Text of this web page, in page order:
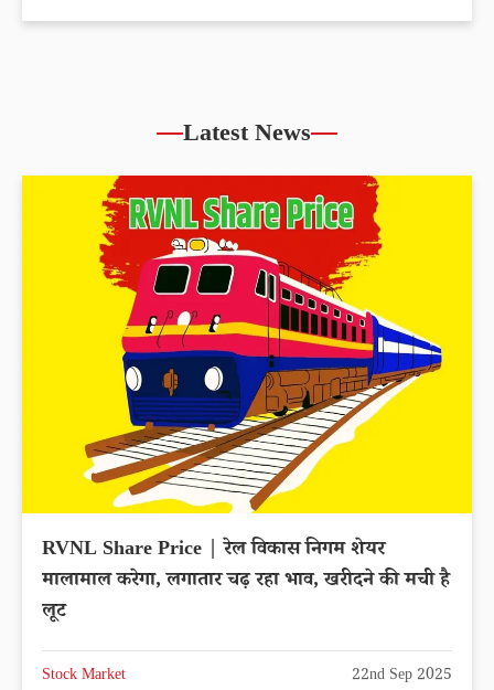
Latest News
RVNL Share Price | रेल विकास निगम शेयर
मालामाल करेगा, लगातार चढ़ रहा भाव, खरीदने की मची है
लूट
Stock Market 22nd Sep 2025